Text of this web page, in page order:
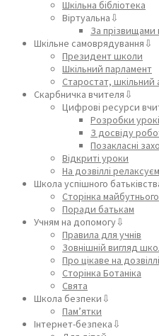
Шкільна бібліотека
Віртуальна⇩
За прізвищами
Шкільне самоврядування⇩
Президент школи
Шкільний парламент
Старостат, шкільний
Скарбничка вчителя⇩
Цифрові ресурси
Розробки
З досвіду
Позакласні
Відкриті уроки
На дозвіллі
Школа успішного
Сторінка
Поради батькам
Учням на допомогу⇩
Правила для учнів
Зовнішній вигляд
Про цікаве на дозвіллі
Сторінка Ботаніка
Свята
Школа безпеки⇩
Пам’ятки
Інтернет-безпека⇩